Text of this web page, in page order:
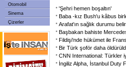
Otomobil
Sinema
Çizerler
'Şehri hemen boşaltın'
Baba -kız Bush'u kâbus
Arafat'ın sağlık durumu
Başbakan bahiste
Fildişi'nde hükümet ile
Bir Türk şoför daha
CNN International: Türkler
İngiliz Alpha, İstanbul Duty